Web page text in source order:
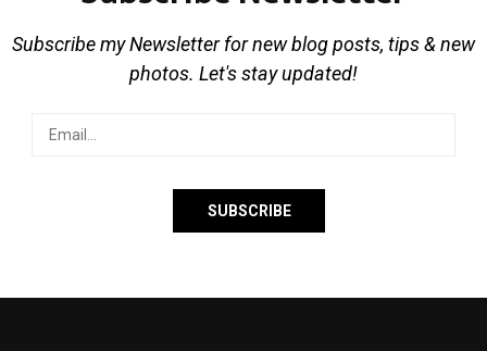
Subscribe my Newsletter for new blog posts, tips & new
photos. Let's stay updated!